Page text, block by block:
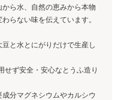
ら水、自然の恵みから本物
らない味を伝えています。
と水とにがりだけで生産し
せず安全・安心なとうふ造り
分マグネシウムやカルシウ